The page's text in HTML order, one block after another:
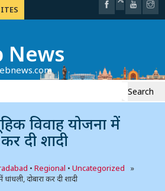
News
विवाह योजना में
दी शादी
• Regional • Uncategorized »
दोबारा कर दी शादी